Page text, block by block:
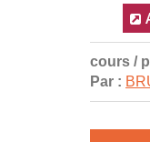
cours /
Par :